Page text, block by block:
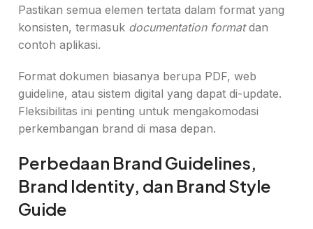
Pastikan semua elemen tertata dalam format yang
konsisten, termasuk documentation formatdan
contoh aplikasi.
Format dokumen biasanya berupa PDF, web
guideline, atau sistem digital yang dapat di-update.
Fleksibilitas ini penting untuk mengakomodasi
perkembangan brand di masa depan.
Perbedaan Brand Guidelines,
Brand Identity, dan Brand Style
Guide